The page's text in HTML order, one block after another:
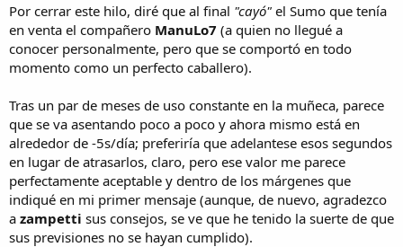
Por cerrar este hilo, diré que al final "cayó" el Sumo que tenía
en venta el compañero ManuLo7 (a quien no llegué a
conocer personalmente, pero que se comportó en todo
momento como un perfecto caballero).
Tras un par de meses de uso constante en la muñeca, parece
que se va asentando poco a poco y ahora mismo está en
alrededor de -5s/día; preferiría que adelantese esos segundos
en lugar de atrasarlos, claro, pero ese valor me parece
perfectamente aceptable y dentro de los márgenes que
indiqué en mi primer mensaje (aunque, de nuevo, agradezco
a zampetti sus consejos, se ve que he tenido la suerte de que
sus previsiones no se hayan cumplido).